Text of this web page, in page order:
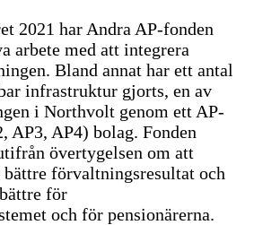
2021 har Andra AP-fonden
arbete med att integrera
Bland annat har ett antal
infrastruktur gjorts, en av
i Northvolt genom ett AP-
AP3, AP4) bolag. Fonden
övertygelsen om att
förvaltningsresultat och
för
och för pensionärerna.